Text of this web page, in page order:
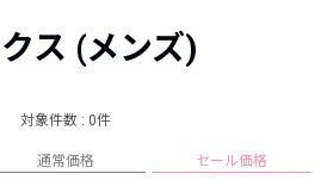
ス (メンズ)
対象件数 : 0件
通常価格 セール価格